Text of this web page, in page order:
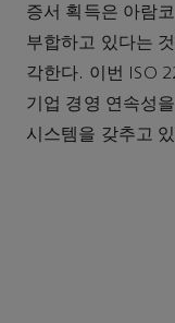
증서 획득은 아람
부합하고 있다는
각한다. 이번 ISO
기업 경영 연속성
시스템을 갖추고